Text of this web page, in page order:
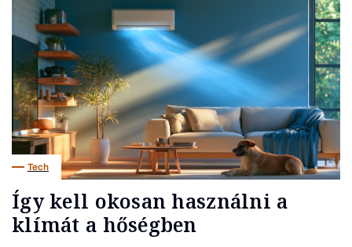
Tech
Így kell okosan használni a
klímát a hőségben